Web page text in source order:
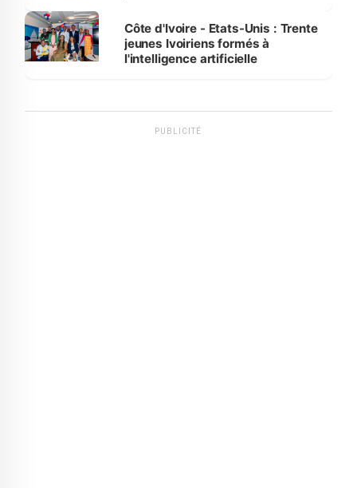
Côte d'Ivoire - Etats-Unis : Trente
jeunes Ivoiriens formés à
l'intelligence artificielle
PUBLICITÉ